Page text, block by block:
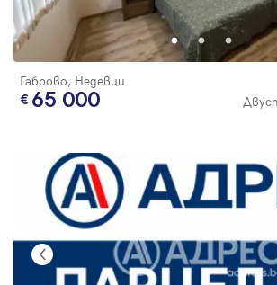
Габрово, Недевци
65 000
Парола
Забравена парола